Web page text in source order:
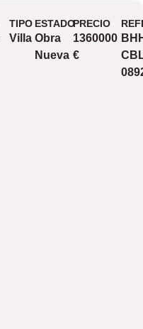
TIPO
Villa
ESTADO
Obra
Nueva
PRECIO
1360000
€